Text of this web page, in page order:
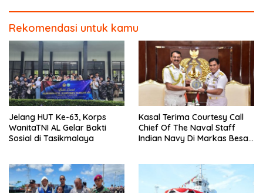
Rekomendasi untuk kamu
Jelang HUT Ke-63, Korps
WanitaTNI AL Gelar Bakti
Sosial di Tasikmalaya
Kasal Terima Courtesy Call
Chief Of The Naval Staff
Indian Navy Di Markas Besar